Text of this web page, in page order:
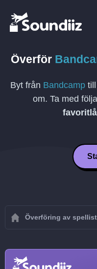
Överför
Byt från Bandcamp till
om. Ta med
Överföring av